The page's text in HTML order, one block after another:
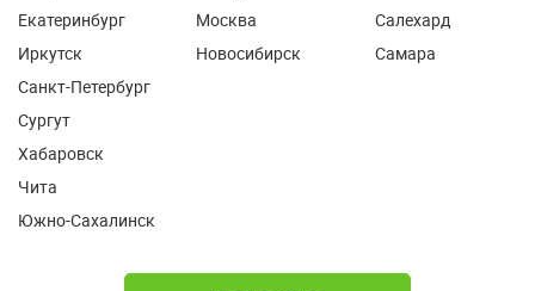
Екатеринбург
Иркутск
Москва
Новосибирск
Салехард
Самара
Санкт-Петербург
Сургут
Хабаровск
Чита
Южно-Сахалинск